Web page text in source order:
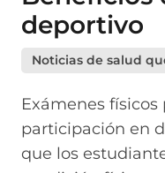
deportivo
Noticias de salud
Exámenes
participación en
que los